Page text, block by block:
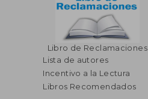
Libro de Reclamaciones
Lista de autores
Incentivo a la Lectura
Libros Recomendados